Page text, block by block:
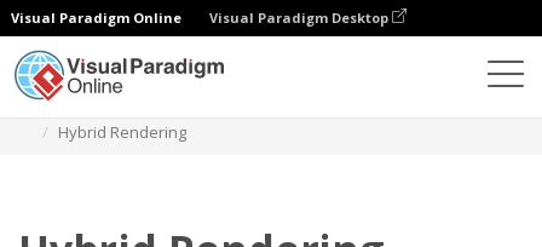
Visual Paradigm Online Visual Paradigm Desktop
Hybrid Rendering